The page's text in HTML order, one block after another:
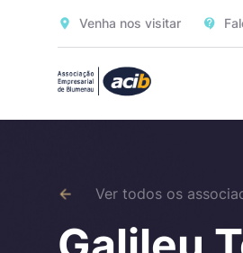
Venha nos visitar
Ver todos os